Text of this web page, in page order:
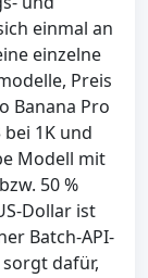
einmal an
einzelne
Preis
Banana Pro
1K und
Modell mit
50 %
Dollar ist
Batch-API-
sorgt dafür,